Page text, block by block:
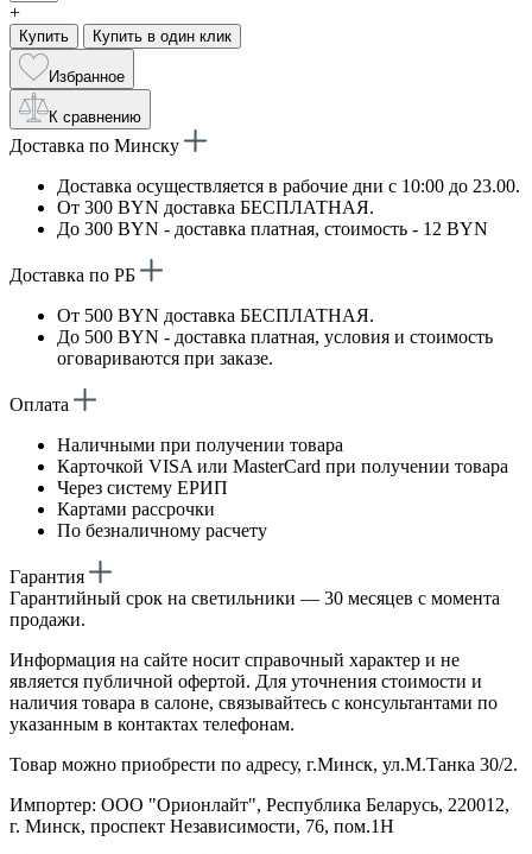
+
Купить Купить в один клик
Избранное
К сравнению
Доставка по Минску
Доставка осуществляется в рабочие дни с 10:00 до 23.00.
От 300 BYN доставка БЕСПЛАТНАЯ.
До 300 BYN - доставка платная, стоимость - 12 BYN
Доставка по РБ
От 500 BYN доставка БЕСПЛАТНАЯ.
До 500 BYN - доставка платная, условия и стоимость
оговариваются при заказе.
Оплата
Наличными при получении товара
Карточкой VISA или MasterCard при получении товара
Через систему ЕРИП
Картами рассрочки
По безналичному расчету
Гарантия
Гарантийный срок на светильники — 30 месяцев с момента
продажи.
Информация на сайте носит справочный характер и не
является публичной офертой. Для уточнения стоимости и
наличия товара в салоне, связывайтесь с консультантами по
указанным в контактах телефонам.
Товар можно приобрести по адресу, г.Минск, ул.М.Танка 30/2.
Импортер: ООО "Орионлайт", Республика Беларусь, 220012,
г. Минск, проспект Независимости, 76, пом.1Н